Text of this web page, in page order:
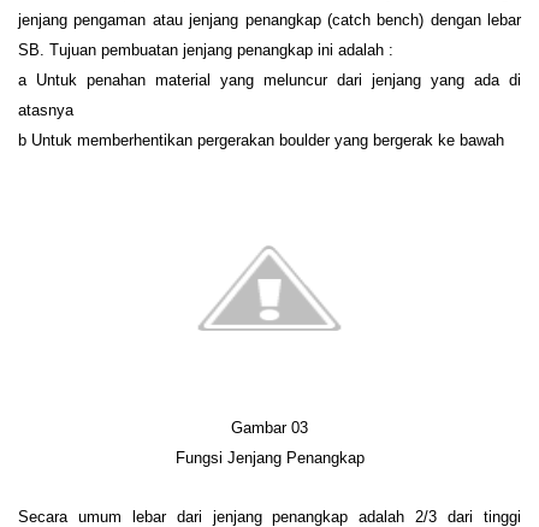
jenjang pengaman atau jenjang penangkap (catch bench) dengan lebar
SB. Tujuan pembuatan jenjang penangkap ini adalah :
a Untuk penahan material yang meluncur dari jenjang yang ada di
atasnya
b Untuk memberhentikan pergerakan boulder yang bergerak ke bawah
Gambar 03
Fungsi Jenjang Penangkap
Secara umum lebar dari jenjang penangkap adalah 2/3 dari tinggi